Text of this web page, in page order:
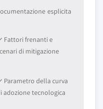
esplicita
Fattori frenanti e
di mitigazione
Parametro della curva
adozione tecnologica